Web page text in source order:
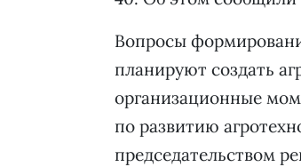
Вопросы
планируют создать
организационные
по развитию
председательством